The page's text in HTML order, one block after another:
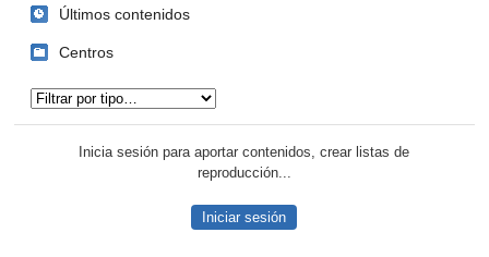
Últimos contenidos
Centros
Inicia sesión para aportar contenidos, crear listas de
reproducción...
Iniciar sesión